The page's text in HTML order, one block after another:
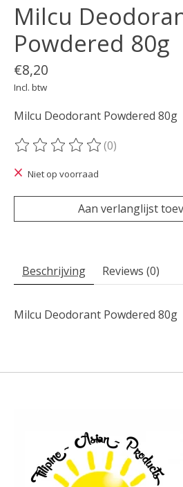
Milcu
Powdered 80g
€8,20
Incl. btw
Milcu Deodorant Powdered 80g
De beoordeling van dit product is
(0)
Niet op voorraad
Aan verlanglijst
Beschrijving Reviews (0)
Milcu Deodorant Powdered 80g